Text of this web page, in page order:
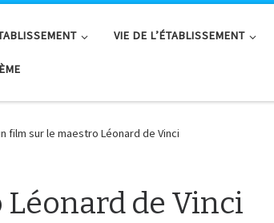
VIE DE L’ÉTABLISSEMENT
film sur le maestro Léonard de Vinci
de Vinci